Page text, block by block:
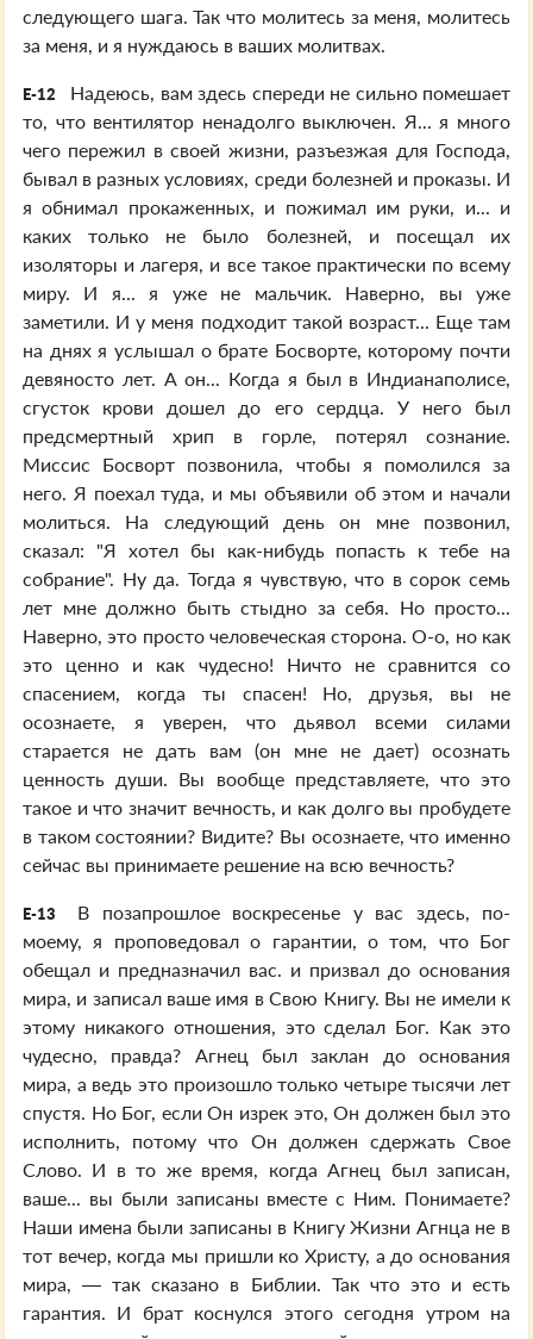
следующего шага. Так что молитесь за меня, молитесь
за меня, и я нуждаюсь в ваших молитвах.
E-12
Надеюсь, вам здесь спереди не сильно помешает
то, что вентилятор ненадолго выключен. Я... я много
чего пережил в своей жизни, разъезжая для Господа,
бывал в разных условиях, среди болезней и проказы. И
я обнимал прокаженных, и пожимал им руки, и... и
каких только не было болезней, и посещал их
изоляторы и лагеря, и все такое практически по всему
миру. И я... я уже не мальчик. Наверно, вы уже
заметили. И у меня подходит такой возраст... Еще там
на днях я услышал о брате Босворте, которому почти
девяносто лет. А он... Когда я был в Индианаполисе,
сгусток крови дошел до его сердца. У него был
предсмертный хрип в горле, потерял сознание.
Миссис Босворт позвонила, чтобы я помолился за
него. Я поехал туда, и мы объявили об этом и начали
молиться. На следующий день он мне позвонил,
сказал: "Я хотел бы как-нибудь попасть к тебе на
собрание". Ну да. Тогда я чувствую, что в сорок семь
лет мне должно быть стыдно за себя. Но просто...
Наверно, это просто человеческая сторона. О-о, но как
это ценно и как чудесно! Ничто не сравнится со
спасением, когда ты спасен! Но, друзья, вы не
осознаете, я уверен, что дьявол всеми силами
старается не дать вам (он мне не дает) осознать
ценность души. Вы вообще представляете, что это
такое и что значит вечность, и как долго вы пробудете
в таком состоянии? Видите? Вы осознаете, что именно
сейчас вы принимаете решение на всю вечность?
E-13
В позапрошлое воскресенье у вас здесь, по-
моему, я проповедовал о гарантии, о том, что Бог
обещал и предназначил вас. и призвал до основания
мира, и записал ваше имя в Свою Книгу. Вы не имели к
этому никакого отношения, это сделал Бог. Как это
чудесно, правда? Агнец был заклан до основания
мира, а ведь это произошло только четыре тысячи лет
спустя. Но Бог, если Он изрек это, Он должен был это
исполнить, потому что Он должен сдержать Свое
Слово. И в то же время, когда Агнец был записан,
ваше... вы были записаны вместе с Ним. Понимаете?
Наши имена были записаны в Книгу Жизни Агнца не в
тот вечер, когда мы пришли ко Христу, а до основания
мира, — так сказано в Библии. Так что это и есть
гарантия. И брат коснулся этого сегодня утром на